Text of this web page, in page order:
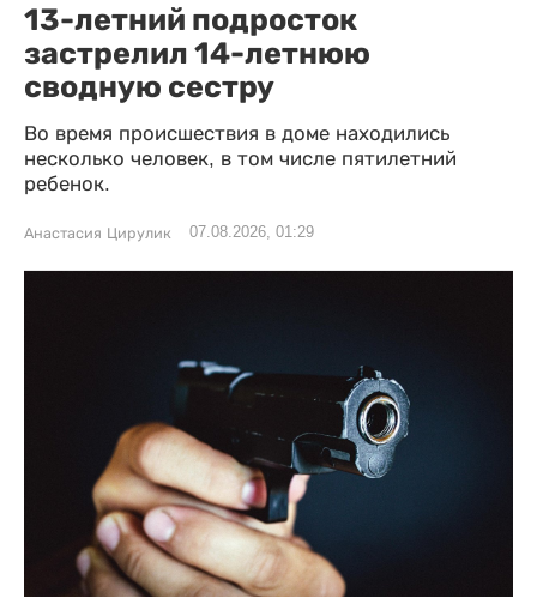
13-летний подросток
застрелил 14-летнюю
сводную сестру
Во время происшествия в доме находились
несколько человек, в том числе пятилетний
ребенок.
Анастасия Цирулик 07.08.2026, 01:29